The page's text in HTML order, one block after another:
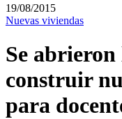
19/08/2015
Nuevas viviendas
Se abrieron
construir
para